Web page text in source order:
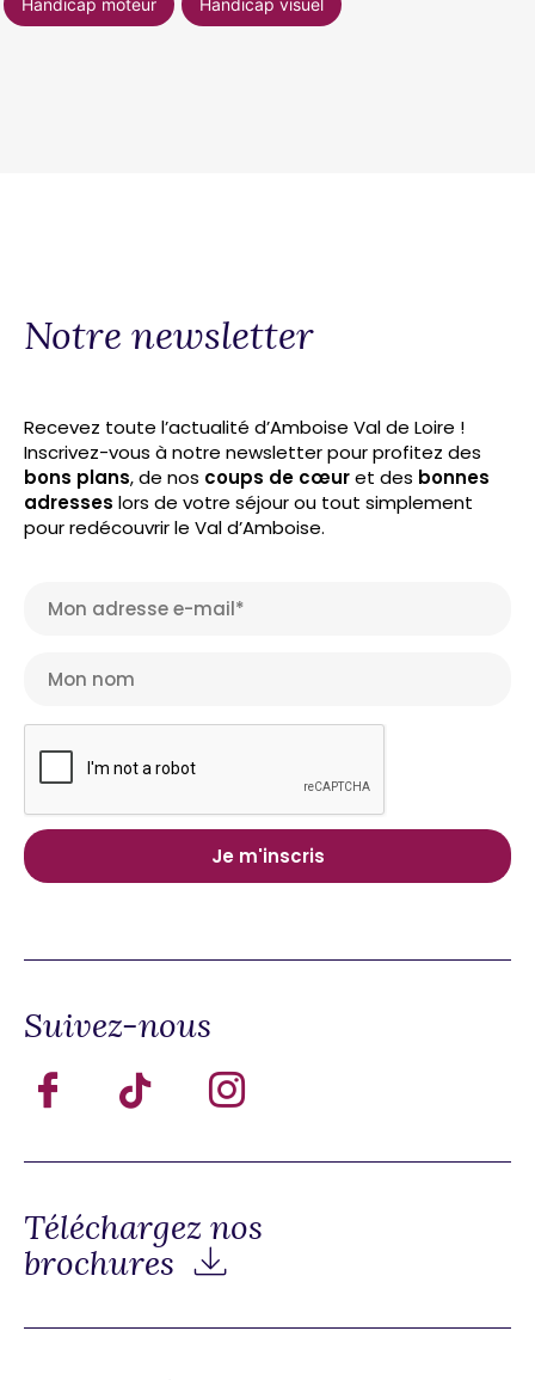
Handicap moteur Handicap visuel
Notre newsletter
Recevez toute l’actualité d’Amboise Val de Loire !
Inscrivez-vous à notre newsletter pour profitez des
bons plans, de nos coups de cœuret des bonnes
adresses lors de votre séjour ou tout simplement
pour redécouvrir le Val d’Amboise.
Suivez-nous
Téléchargez nos
brochures